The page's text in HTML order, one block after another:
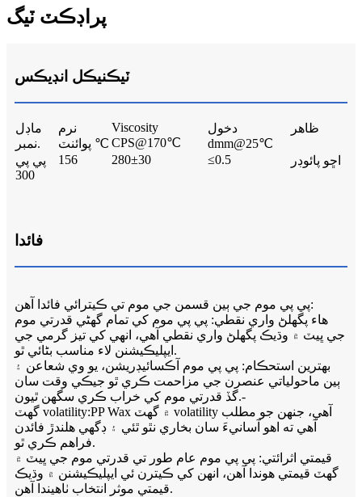
پراڊڪٽ ٽيگ
ٽيڪنيڪل انڊيڪس
ماڊل
نمبر.
نرم
پوائنٽ ℃
Viscosity
CPS@170℃
دخول
dmm@25℃
ظاهر
پي پي
300
156 280±30 ≤0.5 اڇو پائوڊر
فائدا
پي پي موم جي ٻين قسمن جي موم تي ڪيترائي فائدا آھن:
هاء پگھلڻ واري نقطي: پي پي موم کي تمام گهڻي قدرتي موم
جي ڀيٽ ۾ وڌيڪ پگھلڻ واري نقطي آهي، انهي کي تيز گرمي جي
ايپليڪيشنن لاء مناسب بڻائي ٿو.
بهترين استحڪام: پي پي موم آڪسائيڊريشن، يو وي شعاعن ۽
ٻين ماحولياتي عنصرن جي مزاحمت ڪري ٿو جيڪي وقت سان
گڏ قدرتي موم کي خراب ڪري سگهن ٿيون.-
گھٽ volatility:PP Wax ۾ گھٽ volatility آھي، جنھن جو مطلب
آھي ته اھو آسانيءَ سان بخاري نٿو ٿئي ۽ ڊگھي ھلندڙ فائدن
فراهم ڪري ٿو.
قيمتي اثرائتي: پي پي موم عام طور تي قدرتي موم جي ڀيٽ ۾
گهٽ قيمتي هوندا آهن، انهن کي ڪيترن ئي ايپليڪيشنن ۾ وڌيڪ
قيمتي موثر انتخاب ٺاهيندا آهن.